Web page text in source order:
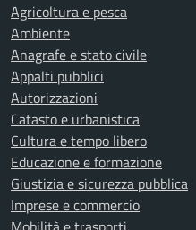
Agricoltura e pesca
Ambiente
Anagrafe e stato civile
Appalti pubblici
Autorizzazioni
Catasto e urbanistica
Cultura e tempo libero
Educazione e formazione
Giustizia e sicurezza pubblica
Imprese e commercio